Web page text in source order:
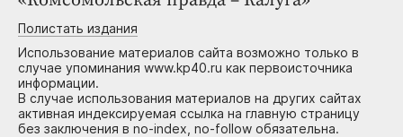
Полистать издания
Использование материалов сайта возможно только в
случае упоминания www.kp40.ru как первоисточника
информации.
В случае использования материалов на других сайтах
активная индексируемая ссылка на главную страницу
без заключения в no-index, no-follow обязательна.